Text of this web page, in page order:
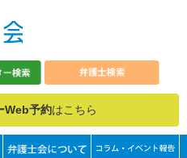
Web予約はこちら